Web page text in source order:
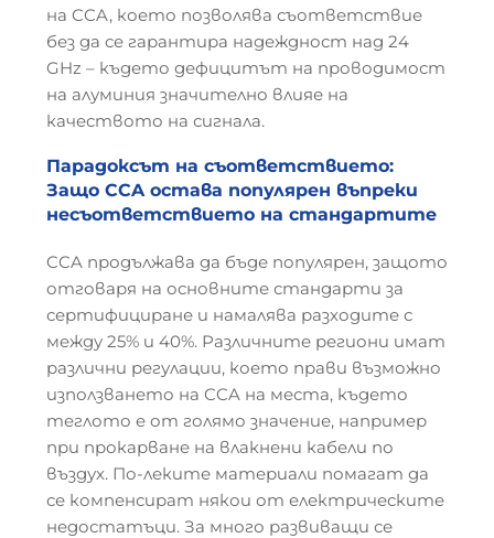
на CCA, което позволява съответствие
без да се гарантира надеждност над 24
GHz – където дефицитът на проводимост
на алуминия значително влияе на
качеството на сигнала.
Парадоксът на съответствието:
Защо CCA остава популярен въпреки
несъответствието на стандартите
CCA продължава да бъде популярен, защото
отговаря на основните стандарти за
сертифициране и намалява разходите с
между 25% и 40%. Различните региони имат
различни регулации, което прави възможно
използването на CCA на места, където
теглото е от голямо значение, например
при прокарване на влакнени кабели по
въздух. По-леките материали помагат да
се компенсират някои от електрическите
недостатъци. За много развиващи се